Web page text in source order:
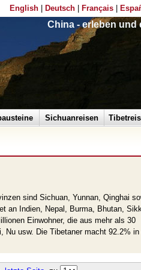
English| Deutsch| Français|
China - erleben und
Sichuanreisen
sind Sichuan, Yunnan, Qinghai
an Indien, Nepal, Burma, Bhutan,
Einwohner, die aus mehr als 30
Nu usw. Die Tibetaner macht 92.2% in
Vor Millionen Jahren war hier nichts